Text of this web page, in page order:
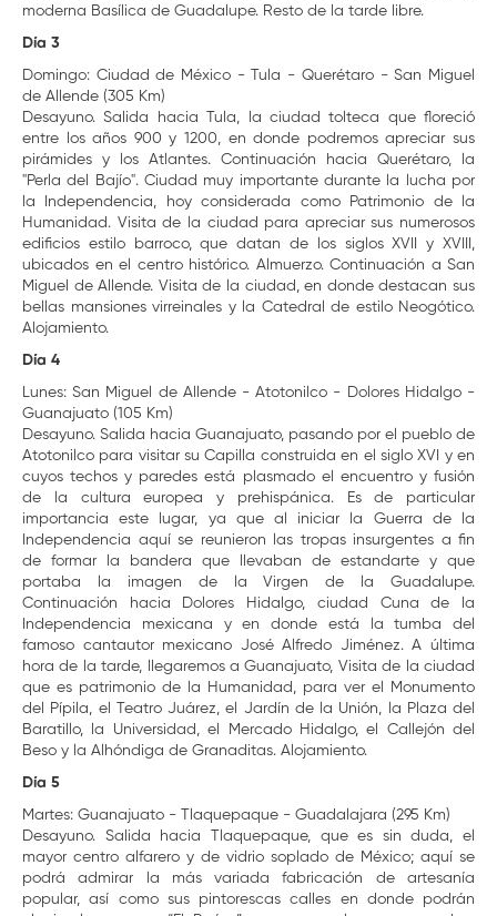
moderna Basílica de Guadalupe. Resto de la tarde libre.
Día 3
Domingo: Ciudad de México - Tula - Querétaro - San Miguel
de Allende (305 Km)
Desayuno. Salida hacia Tula, la ciudad tolteca que floreció
entre los años 900 y 1200, en donde podremos apreciar sus
pirámides y los Atlantes. Continuación hacia Querétaro, la
"Perla del Bajío". Ciudad muy importante durante la lucha por
la Independencia, hoy considerada como Patrimonio de la
Humanidad. Visita de la ciudad para apreciar sus numerosos
edificios estilo barroco, que datan de los siglos XVII y XVIII,
ubicados en el centro histórico. Almuerzo. Continuación a San
Miguel de Allende. Visita de la ciudad, en donde destacan sus
bellas mansiones virreinales y la Catedral de estilo Neogótico.
Alojamiento.
Día 4
Lunes: San Miguel de Allende - Atotonilco - Dolores Hidalgo -
Guanajuato (105 Km)
Desayuno. Salida hacia Guanajuato, pasando por el pueblo de
Atotonilco para visitar su Capilla construida en el siglo XVI y en
cuyos techos y paredes está plasmado el encuentro y fusión
de la cultura europea y prehispánica. Es de particular
importancia este lugar, ya que al iniciar la Guerra de la
Independencia aquí se reunieron las tropas insurgentes a fin
de formar la bandera que llevaban de estandarte y que
portaba la imagen de la Virgen de la Guadalupe.
Continuación hacia Dolores Hidalgo, ciudad Cuna de la
Independencia mexicana y en donde está la tumba del
famoso cantautor mexicano José Alfredo Jiménez. A última
hora de la tarde, llegaremos a Guanajuato, Visita de la ciudad
que es patrimonio de la Humanidad, para ver el Monumento
del Pípila, el Teatro Juárez, el Jardín de la Unión, la Plaza del
Baratillo, la Universidad, el Mercado Hidalgo, el Callejón del
Beso y la Alhóndiga de Granaditas. Alojamiento.
Día 5
Martes: Guanajuato - Tlaquepaque - Guadalajara (295 Km)
Desayuno. Salida hacia Tlaquepaque, que es sin duda, el
mayor centro alfarero y de vidrio soplado de México; aquí se
podrá admirar la más variada fabricación de artesanía
popular, así como sus pintorescas calles en donde podrán